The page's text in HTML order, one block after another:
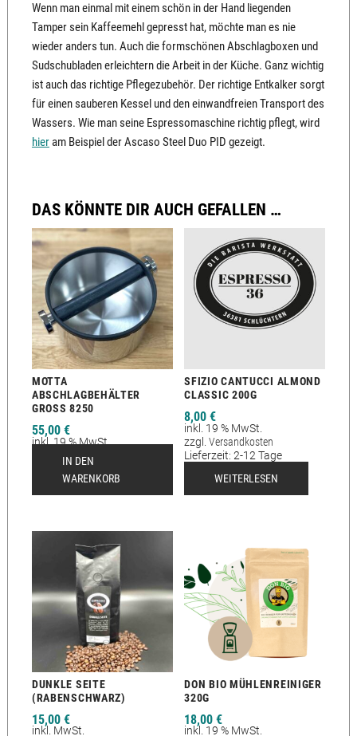
Wenn man einmal mit einem schön in der Hand liegenden
Tamper sein Kaffeemehl gepresst hat, möchte man es nie
wieder anders tun. Auch die formschönen Abschlagboxen und
Sudschubladen erleichtern die Arbeit in der Küche. Ganz wichtig
ist auch das richtige Pflegezubehör. Der richtige Entkalker sorgt
für einen sauberen Kessel und den einwandfreien Transport des
Wassers. Wie man seine Espressomaschine richtig pflegt, wird
hieram Beispiel der Ascaso Steel Duo PID gezeigt.
DAS KÖNNTE DIR AUCH GEFALLEN …
MOTTA
ABSCHLAGBEHÄLTER
GROSS 8250
55,00 €
inkl. 19 % MwSt.
Versandkosten
Lieferzeit:2-12 Tage
IN DEN
WARENKORB
SFIZIO CANTUCCI ALMOND
CLASSIC 200G
8,00€
inkl. 19 % MwSt.
zzgl.Versandkosten
Lieferzeit:2-12 Tage
WEITERLESEN
DUNKLE SEITE
(RABENSCHWARZ)
15,00 €
inkl. MwSt.
DON BIO MÜHLENREINIGER
320G
18,00€
inkl. 19 % MwSt.